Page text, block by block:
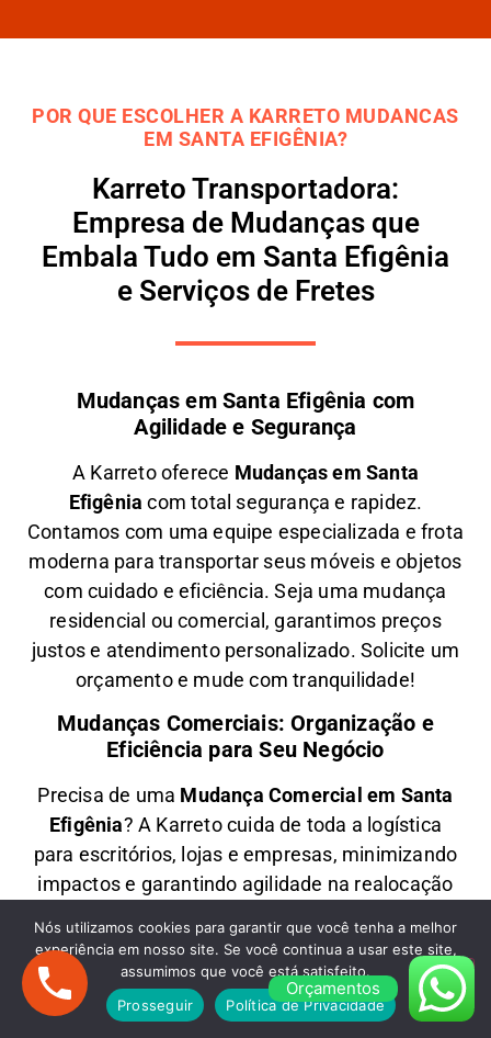
POR QUE ESCOLHER A KARRETO MUDANCAS
EM SANTA EFIGÊNIA?
Karreto Transportadora:
Empresa de Mudanças que
Embala Tudo em Santa Efigênia
e Serviços de Fretes
Mudanças em Santa Efigênia com
Agilidade e Segurança
A Karretooferece Mudanças emSanta
Efigênia com total segurança e rapidez.
Contamos com uma equipe especializada e frota
moderna para transportar seus móveis e objetos
comcuidado e eficiência. Seja uma mudança
residencial ou comercial , garantimos preços
justos e atendimento personalizado. Solicite um
orçamento e mude com tranquilidade!
Mudanças Comerciais: Organização e
Eficiência para Seu Negócio
Precisa de uma Mudança Comercial em Santa
Efigênia? A Karretocuida de toda a logística
para escritórios, lojas e empresas, minimizando
impactos e garantindo agilidade na realocação
treinada e planejamento estratégico, sua
empresavolta a operar rapidamenteno novo
endereço.
Orçamentos
Nós utilizamos cookies para garantir que você tenha a melhor
experiência em nosso site. Se você continua a usar este site,
assumimos que você está satisfeito.
Prosseguir
Política de Privacidade